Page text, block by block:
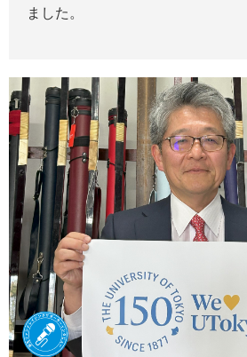
ました。